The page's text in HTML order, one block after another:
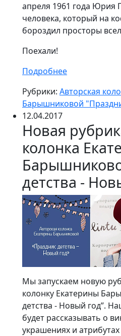
апреля 1961 года Юрия
человека, который на
бороздил просторы
Поехали!
Подробнее
Рубрики: Авторская
Барышниковой
12.04.2017
Новая
колонка
детства -
Мы запускаем новую
колонку Екатерины
детства - Новый год”.
будет рассказывать о
украшениях и